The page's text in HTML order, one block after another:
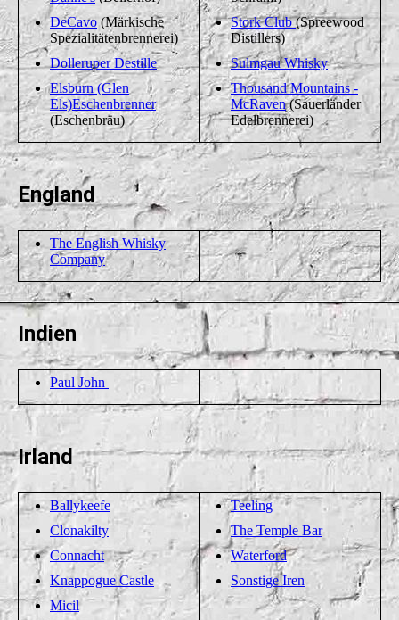
DeCavo (Märkische
Spezialitätenbrennerei)
Dolleruper Destille
Elsburn (Glen
Els)Eschenbrenner
(Eschenbräu)
Stork Club(Spreewood
Distillers)
Sulmgau Whisky
Thousand Mountains -
McRaven(Sauerländer
Edelbrennerei)
England
The English Whisky
Company
Indien
Paul John
Irland
Ballykeefe
Clonakilty
Connacht
Knappogue Castle
Micil
Teeling
The Temple Bar
Waterford
Sonstige Iren